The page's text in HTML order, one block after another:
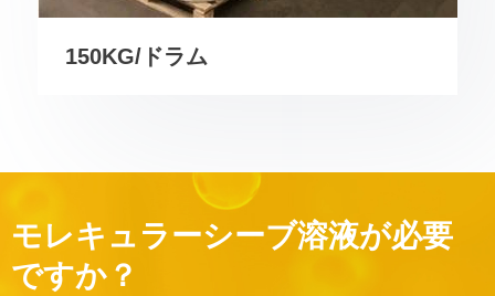
150KG/ドラム
モレキュラーシーブ溶液が必要
ですか？